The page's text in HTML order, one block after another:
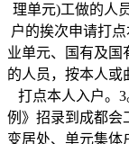
理单元)工做的人
户的挨次申请打
业单元、国有及国
的人员，按本人或
打点本人入户。
例》招录到成都会
变居处、单元集体